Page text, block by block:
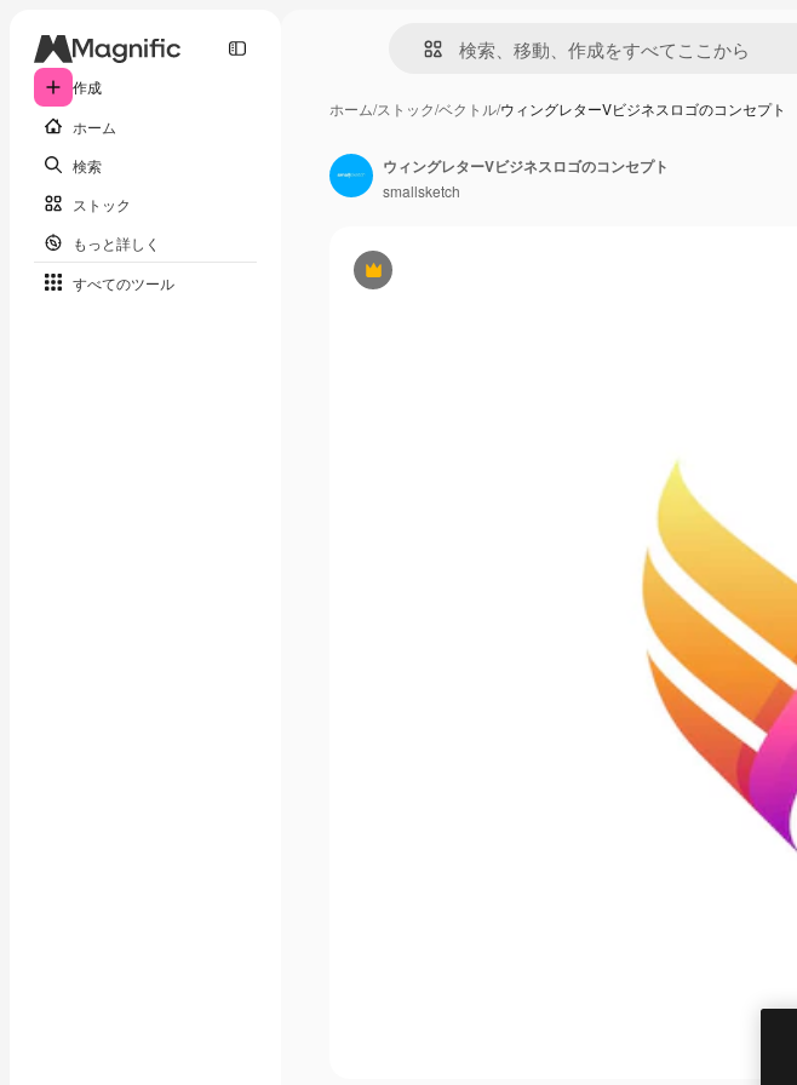
作成
ホーム
検索
ストック
もっと詳しく
すべてのツール
ホーム/ストック/ベクトル/ウィングレターVビジネスロゴのコンセプト
Premium
ウィングレターVビジネスロゴのコンセプト
smallsketch